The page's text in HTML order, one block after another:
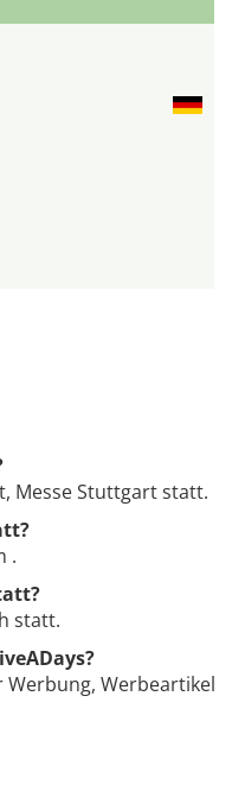
Messe Stuttgart statt.
.
statt.
Werbung, Werbeartikel